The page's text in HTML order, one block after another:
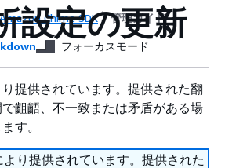
Amazon Chime SDK 管理ガイド
設定の更新
フォーカスモード
提供されています。提供された翻
齟齬、不一致または矛盾がある場
す。
り提供されています。提供された